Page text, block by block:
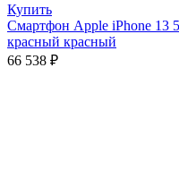
Купить
Смартфон Apple iPhone 13
красный красный
66 538 ₽